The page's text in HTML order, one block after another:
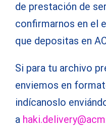
de prestación de
confirmarnos en el
que depositas en
Si para tu archivo
enviemos en
indícanoslo
a